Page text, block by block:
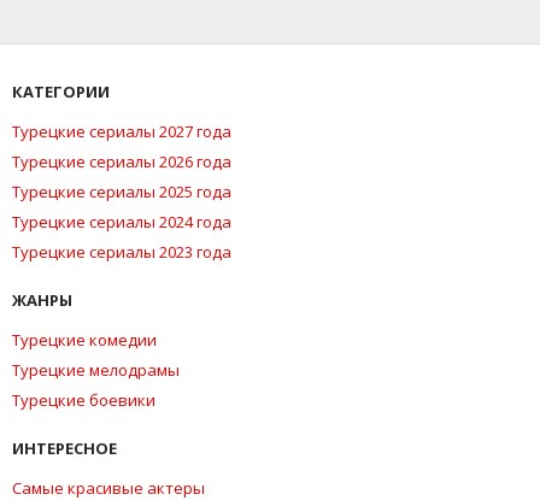
КАТЕГОРИИ
Турецкие сериалы 2027 года
Турецкие сериалы 2026 года
Турецкие сериалы 2025 года
Турецкие сериалы 2024 года
Турецкие сериалы 2023 года
ЖАНРЫ
Турецкие комедии
Турецкие мелодрамы
Турецкие боевики
ИНТЕРЕСНОЕ
Самые красивые актеры